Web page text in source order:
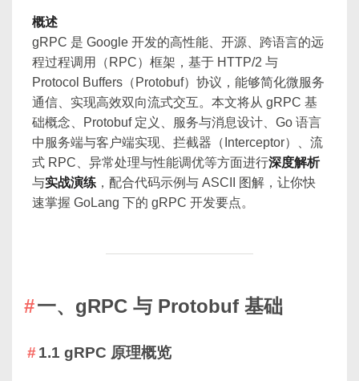
概述
gRPC 是 Google 开发的高性能、开源、跨语言的远
程过程调用（RPC）框架，基于 HTTP/2 与
Protocol Buffers（Protobuf）协议，能够简化微服务
通信、实现高效双向流式交互。本文将从 gRPC 基
础概念、Protobuf 定义、服务与消息设计、Go 语言
中服务端与客户端实现、拦截器（Interceptor）、流
式 RPC、异常处理与性能调优等方面进行深度解析
与实战演练 ，配合代码示例与 ASCII 图解，让你快
速掌握 GoLang 下的 gRPC 开发要点。
一、gRPC 与 Protobuf 基础
1.1 gRPC 原理概览